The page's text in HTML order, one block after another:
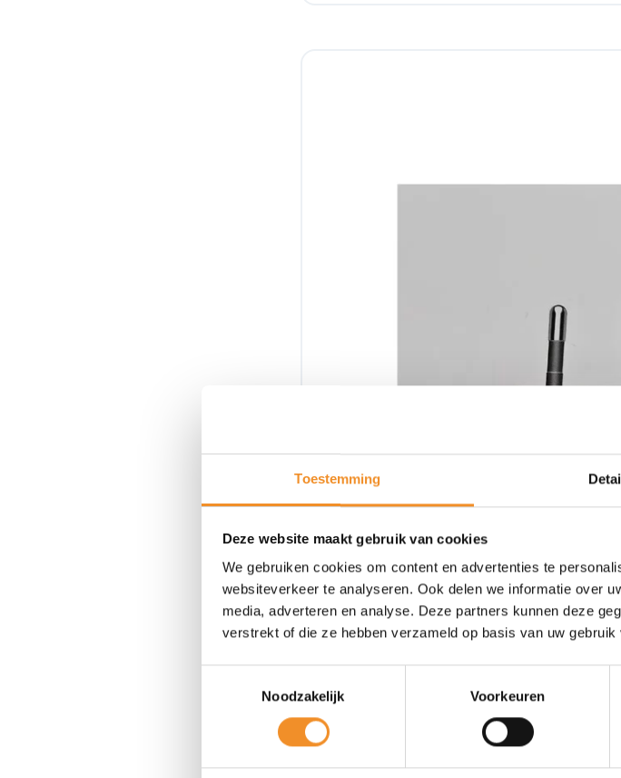
Toestemming
Deze website maakt gebruik van cookies
We gebruiken cookies om content en advertenties te
websiteverkeer te analyseren. Ook delen we informatie over
media, adverteren en analyse. Deze partners kunnen deze
verstrekt of die ze hebben verzameld op basis van uw
Noodzakelijk
Voorkeuren